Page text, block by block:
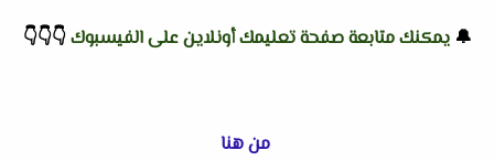
🔔يمكنك متابعة صفحة تعليمك أونلاين على الفيسبوك👇
👇
👇
من هنا